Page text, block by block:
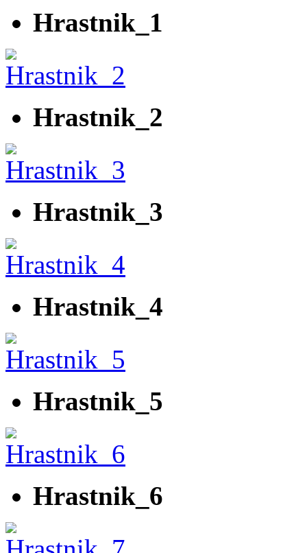
Hrastnik_1
Hrastnik_2
Hrastnik_3
Hrastnik_4
Hrastnik_5
Hrastnik_6